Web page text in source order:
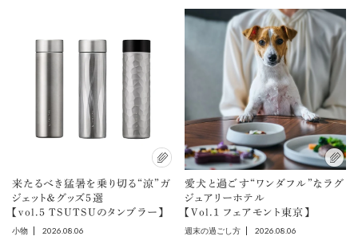
来たるべき猛暑を乗り切る“涼”ガ
ジェット＆グッズ5選
【vol.5 TSUTSUのタンブラー】
小物 2026.08.06
愛犬と過ごす“ワンダフル”なラグ
ジュアリーホテル
【Vol.1 フェアモント東京】
週末の過ごし方 2026.08.06